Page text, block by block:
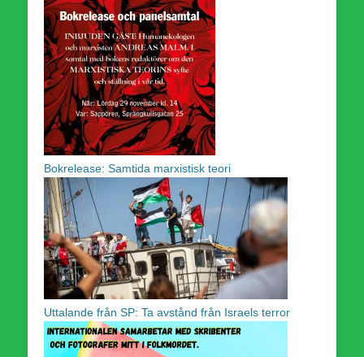
Bokrelease: Samtida marxistisk teori
Uttalande från SP: Ta avstånd från Israels terror